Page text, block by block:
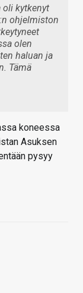
oli kytkenyt
ohjelmiston
olen
haluan ja
Tämä
koneessa
Asuksen
pysyy